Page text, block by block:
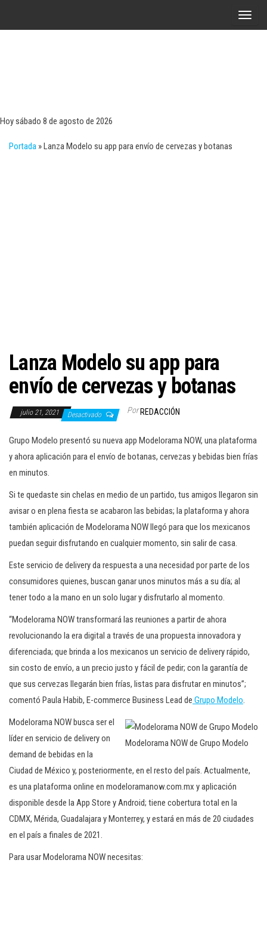
A
Hoy sábado 8 de agosto de 2026
Portada »Lanza Modelo su app para envío de cervezas y botanas
Lanza Modelo su app para
envío de cervezas y botanas
julio 21, 2021 Desactivado Por REDACCIÓN
Grupo Modelo presentó su nueva app Modelorama NOW, una plataforma
y ahora aplicación para el envío de botanas, cervezas y bebidas bien frías
en minutos.
Si te quedaste sin chelas en medio de un partido, tus amigos llegaron sin
avisar o en plena fiesta se acabaron las bebidas; la plataforma y ahora
también aplicación de Modelorama NOW llegó para que los mexicanos
puedan seguir disfrutando en cualquier momento, sin salir de casa.
Este servicio de delivery da respuesta a una necesidad por parte de los
consumidores quienes, buscan ganar unos minutos más a su día; al
tener todo a la mano en un solo lugar y disfrutarlo al momento.
“Modelorama NOW transformará las reuniones a partir de ahora
revolucionando la era digital a través de una propuesta innovadora y
diferenciada; que brinda a los mexicanos un servicio de delivery rápido,
sin costo de envío, a un precio justo y fácil de pedir; con la garantía de
que sus cervezas llegarán bien frías, listas para disfrutar en minutos”;
comentó Paula Habib, E-commerce Business Lead de Grupo Modelo.
Modelorama NOW de Grupo Modelo
Modelorama NOW busca ser el
líder en servicio de delivery on
demand de bebidas en la
Ciudad de México y, posteriormente, en el resto del país. Actualmente,
es una plataforma online en modeloramanow.com.mx y aplicación
disponible desde la App Store y Android; tiene cobertura total en la
CDMX, Mérida, Guadalajara y Monterrey, y estará en más de 20 ciudades
en el país a finales de 2021.
Para usar Modelorama NOW necesitas: